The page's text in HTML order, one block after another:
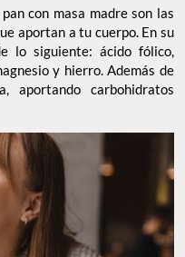
con masa madre son las
aportan a tu cuerpo. En su
lo siguiente: ácido fólico,
y hierro. Además de
aportando carbohidratos